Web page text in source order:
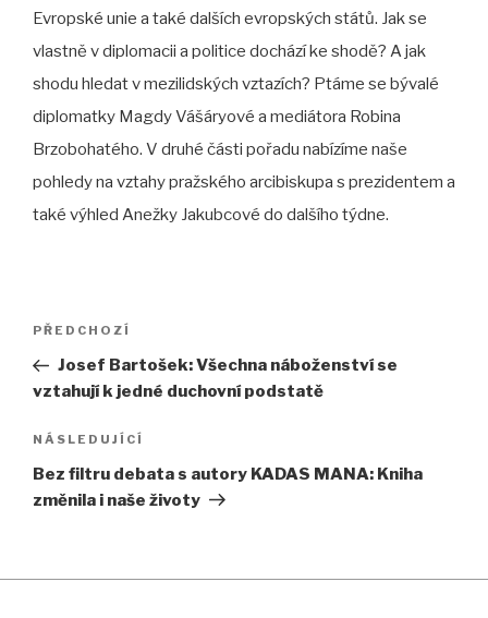
EMBED
Evropské unie a také dalších evropských států. Jak se
vlastně v diplomacii a politice dochází ke shodě? A jak
shodu hledat v mezilidských vztazích? Ptáme se bývalé
diplomatky Magdy Vášáryové a mediátora Robina
Brzobohatého. V druhé části pořadu nabízíme naše
pohledy na vztahy pražského arcibiskupa s prezidentem a
také výhled Anežky Jakubcové do dalšího týdne.
Navigace
příspěvek
Předchozí
příspěvek
PŘEDCHOZÍ
Josef Bartošek: Všechna náboženství se
vztahují k jedné duchovní podstatě
Následující
příspěvek
NÁSLEDUJÍCÍ
Bez filtru debata s autory KADAS MANA: Kniha
změnila i naše životy